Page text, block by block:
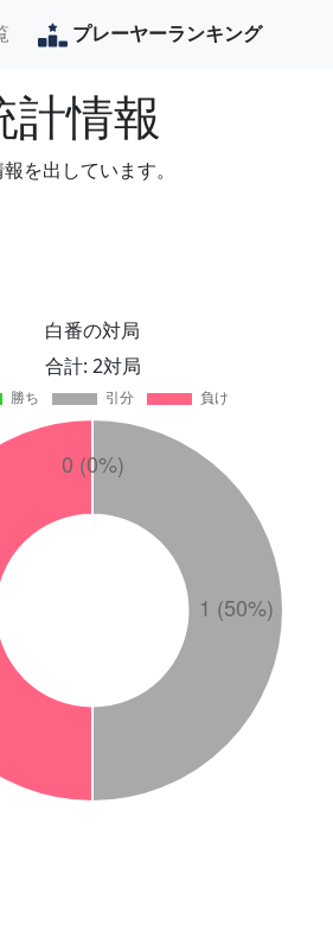
プレーヤーランキング
計情報
を出しています。
白番の対局
合計: 2対局